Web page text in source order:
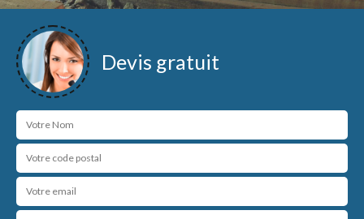
Devis gratuit